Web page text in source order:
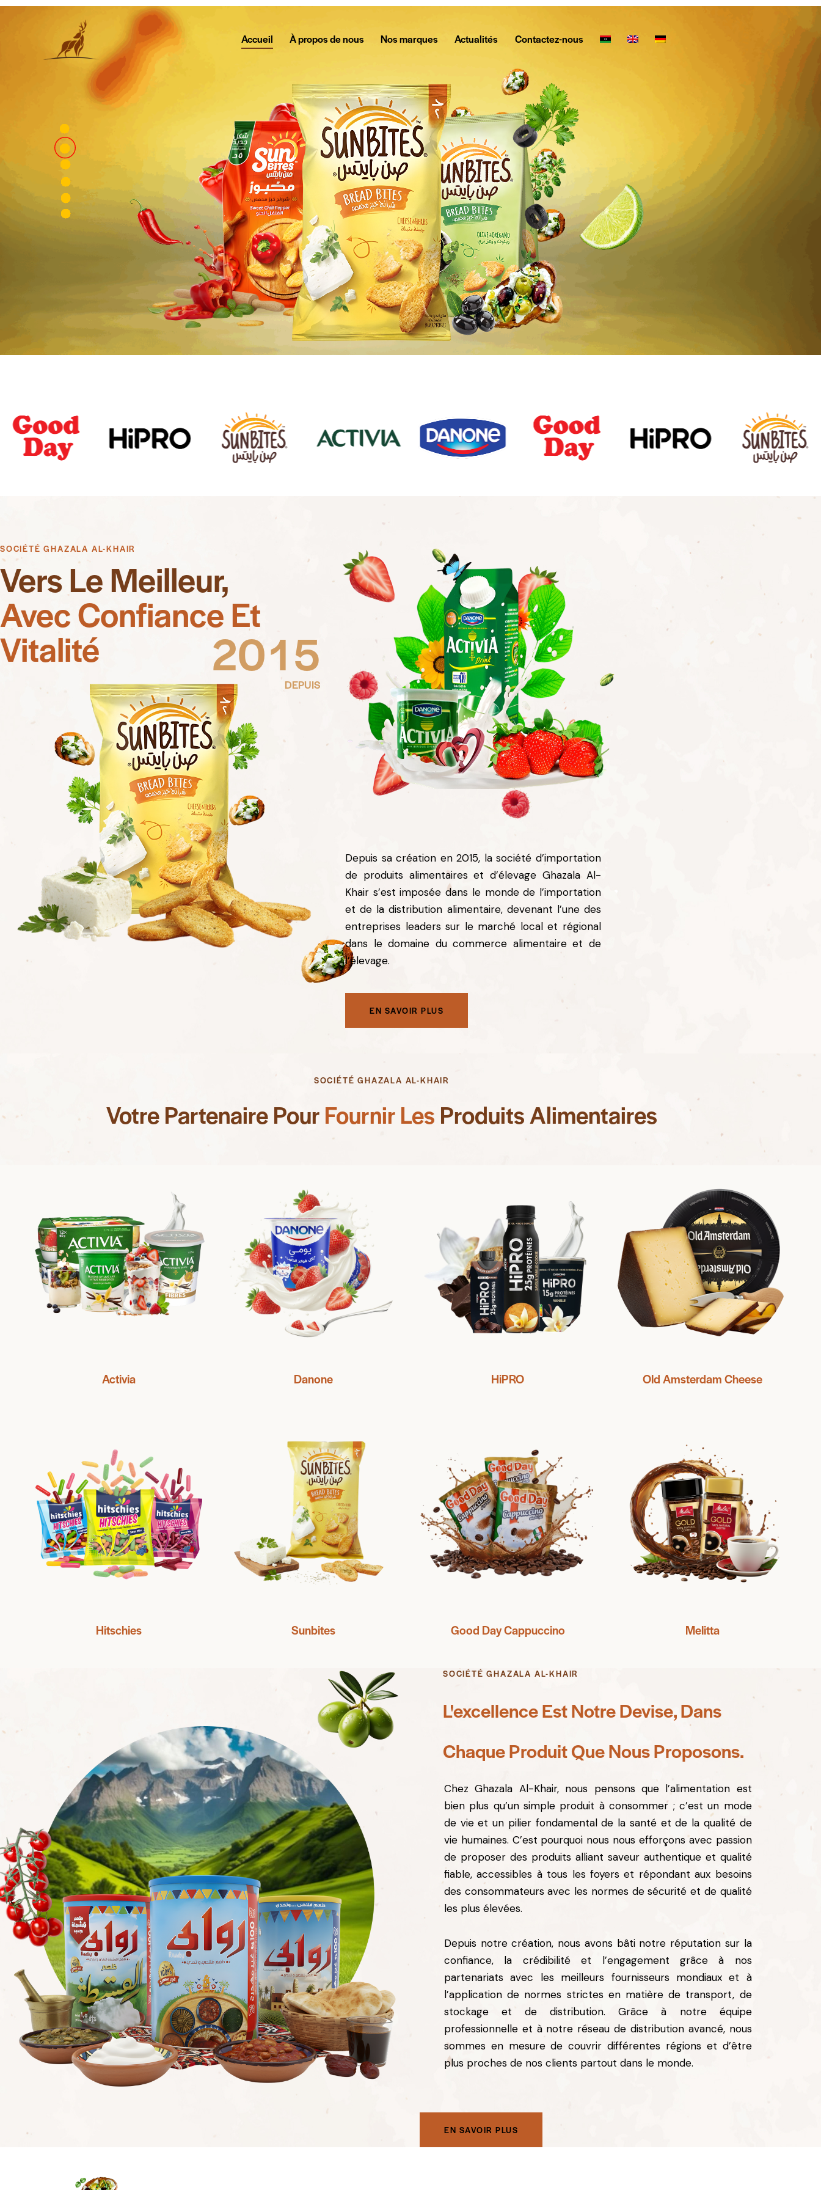
Accueil À propos de nous Nos marques Actualités Contactez-nous
2015
DEPUIS
SOCIÉTÉ GHAZALA AL-KHAIR
Vers Le Meilleur,
Avec Confiance Et
Vitalité
Depuis sa création en 2015, la société d’importation
de produits alimentaires et d’élevage Ghazala Al-
Khair s’est imposée dans le monde de l’importation
et de la distribution alimentaire, devenant l’une des
entreprises leaders sur le marché local et régional
dans le domaine du commerce alimentaire et de
l’élevage.
EN SAVOIR PLUS
SOCIÉTÉ GHAZALA AL-KHAIR
Votre Partenaire PourFournir LeProduits Alimentaires
Activia Danone HiPRO Old Amsterdam Cheese
Hitschies Sunbites Good Day Cappuccino Melitta
SOCIÉTÉ GHAZALA AL-KHAIR
L'excellence Est Notre Devise, Dans
Chaque Produit Que Nous Proposons.
Chez Ghazala Al-Khair, nous pensons que l’alimentation est
bien plus qu’un simple produit à consommer ; c’est un mode
de vie et un pilier fondamental de la santé et de la qualité de
vie humaines. C’est pourquoi nous nous efforçons avec passion
de proposer des produits alliant saveur authentique et qualité
fiable, accessibles à tous les foyers et répondant aux besoins
des consommateurs avec les normes de sécurité et de qualité
les plus élevées.
Depuis notre création, nous avons bâti notre réputation sur la
confiance, la crédibilité et l’engagement grâce à nos
partenariats avec les meilleurs fournisseurs mondiaux et à
l’application de normes strictes en matière de transport, de
stockage et de distribution. Grâce à notre équipe
professionnelle et à notre réseau de distribution avancé, nous
sommes en mesure de couvrir différentes régions et d’être
plus proches de nos clients partout dans le monde.
EN SAVOIR PLUS